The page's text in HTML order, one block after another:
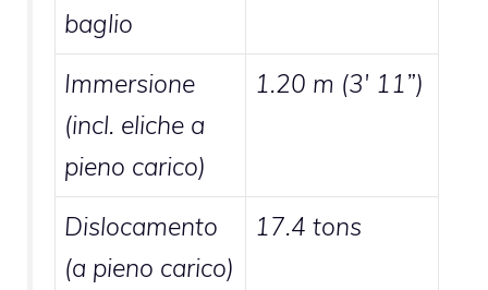
baglio
Immersione
(incl. eliche a
pieno carico)
1.20 m (3′ 11”)
Dislocamento
(a pieno carico)
17.4 tons